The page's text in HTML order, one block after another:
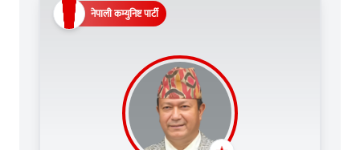
नेपाली कम्युनिष्ट पार्टी